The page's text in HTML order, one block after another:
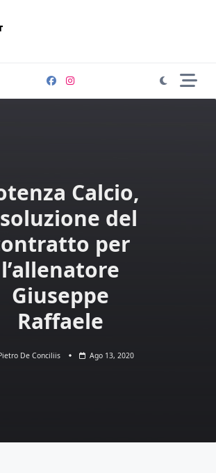
Calcio,
del
per
l’allenatore
Giuseppe
Raffaele
De Conciliis Ago 13, 2020